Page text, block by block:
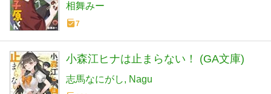
相舞みー
7
小森江ヒナは止まらない！ (GA文庫)
志馬なにがし Nagu